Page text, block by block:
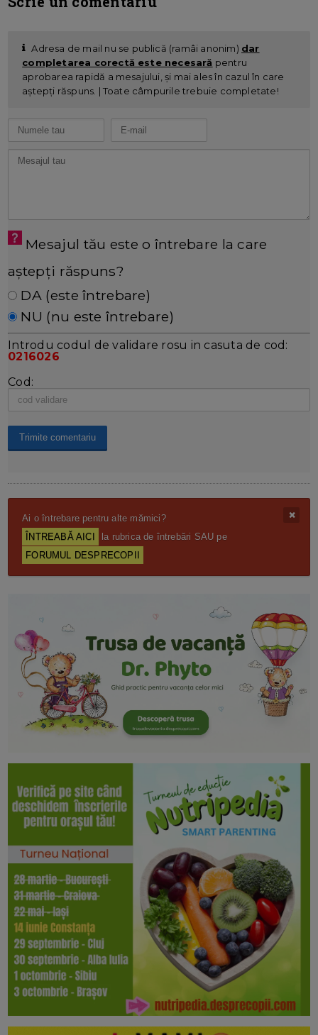
Adresa de mail nu se publică (ramâi anonim) dar
completarea corectă este necesară pentru
aprobarea rapidă a mesajului, și mai ales în cazul în care
aștepți răspuns. | Toate câmpurile trebuie completate!
Mesajul tău este o întrebare la care
aștepți răspuns?
DA (este întrebare)
NU (nu este întrebare)
Introdu codul de validare rosu in casuta de cod:
0216026
Cod:
Ai o întrebare pentru alte mămici?
ÎNTREABĂ AICI
la rubrica de întrebări SAU pe
FORUMUL DESPRECOPII